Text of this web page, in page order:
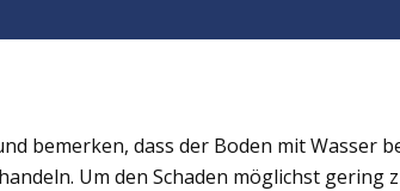
bemerken, dass der Boden mit Wasser
Um den Schaden möglichst gering